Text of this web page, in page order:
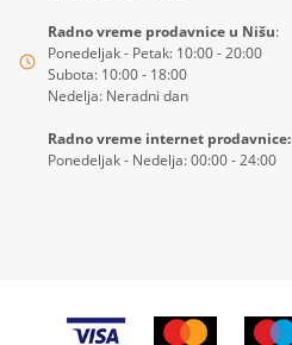
Radno vreme prodavnice u Nišu:
Ponedeljak - Petak: 10:00 - 20:00
Subota: 10:00 - 18:00
Nedelja: Neradni dan
Radno vreme internet prodavnice:
Ponedeljak - Nedelja: 00:00 - 24:00